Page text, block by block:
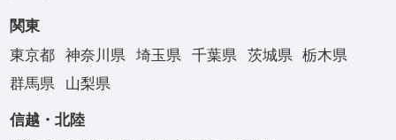
関東
東京都
神奈川県 埼玉県 千葉県 茨城県
栃木県
群馬県
山梨県
信越・北陸